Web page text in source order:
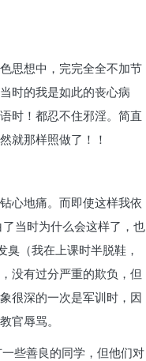
思想中，完完全全不加节
时的我是如此的丧心病
时！都忍不住邪淫。简直
就那样照做了！！
心地痛。而即使这样我依
当时为什么会这样了，也
（我在上课时半脱鞋，
没有过分严重的欺负，但
很深的一次是军训时，因
官辱骂。
些善良的同学，但他们对